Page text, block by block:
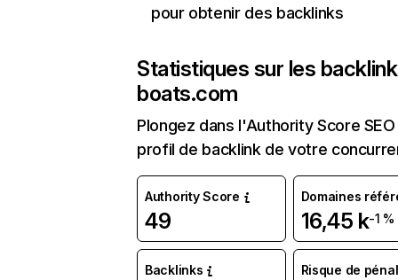
pour obtenir des backlinks
Statistiques sur les
boats.com
Plongez dans l'Authority Score
profil de backlink de votre
Authority Score
49
Domaines
16,45 k-1 %
Backlinks
Risque de